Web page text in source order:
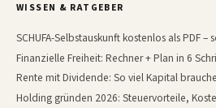
WISSEN & RATGEBER
SCHUFA-Selbstauskunft kostenlos als PDF –
Finanzielle Freiheit: Rechner + Plan in 6
Rente mit Dividende: So viel Kapital
Holding gründen 2026: Steuervorteile,